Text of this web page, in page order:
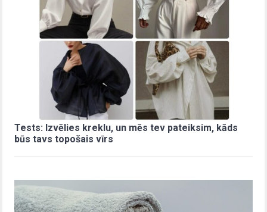
Tests: Izvēlies kreklu, un mēs tev pateiksim, kāds
būs tavs topošais vīrs